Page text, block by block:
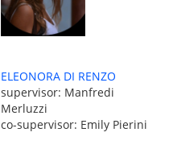
ELEONORA DI RENZO
supervisor: Manfredi
Merluzzi
co-supervisor: Emily Pierini